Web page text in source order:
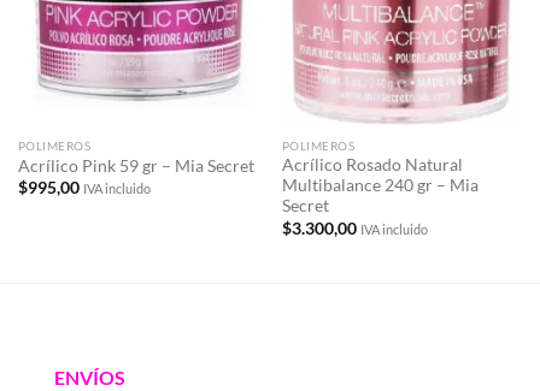
POLIMEROS
Acrílico Pink 59 gr – Mia Secret
$995,00 IVA incluido
POLIMEROS
Acrílico Rosado Natural
Multibalance 240 gr – Mia
Secret
$3.300,00 IVA incluido
ENVÍOS